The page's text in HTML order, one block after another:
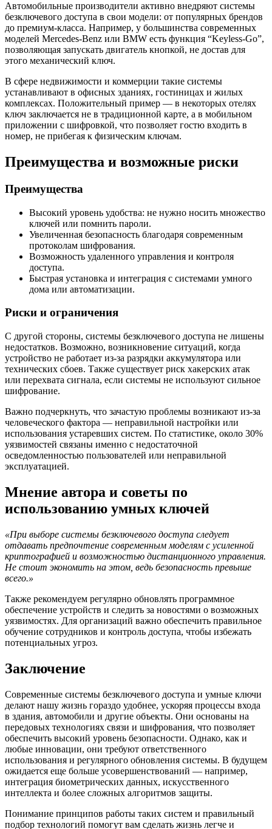
Автомобильные производители активно внедряют системы
безключевого доступа в свои модели: от популярных брендов
до премиум-класса. Например, у большинства современных
моделей Mercedes-Benz или BMW есть функция “Keyless-Go”,
позволяющая запускать двигатель кнопкой, не достав для
этого механический ключ.
В сфере недвижимости и коммерции такие системы
устанавливают в офисных зданиях, гостиницах и жилых
комплексах. Положительный пример — в некоторых отелях
ключ заключается не в традиционной карте, а в мобильном
приложении с шифровкой, что позволяет гостю входить в
номер, не прибегая к физическим ключам.
Преимущества и возможные риски
Преимущества
Высокий уровень удобства: не нужно носить множество
ключей или помнить пароли.
Увеличенная безопасность благодаря современным
протоколам шифрования.
Возможность удаленного управления и контроля
доступа.
Быстрая установка и интеграция с системами умного
дома или автоматизации.
Риски и ограничения
С другой стороны, системы безключевого доступа не лишены
недостатков. Возможно, возникновение ситуаций, когда
устройство не работает из-за разрядки аккумулятора или
технических сбоев. Также существует риск хакерских атак
или перехвата сигнала, если системы не используют сильное
шифрование.
Важно подчеркнуть, что зачастую проблемы возникают из-за
человеческого фактора — неправильной настройки или
использования устаревших систем. По статистике, около 30%
уязвимостей связаны именно с недостаточной
осведомленностью пользователей или неправильной
эксплуатацией.
Мнение автора и советы по
использованию умных ключей
«При выборе системы безключевого доступа следует
отдавать предпочтение современным моделям с усиленной
криптографией и возможностью дистанционного управления.
Не стоит экономить на этом, ведь безопасность превыше
всего.»
Также рекомендуем регулярно обновлять программное
обеспечение устройств и следить за новостями о возможных
уязвимостях. Для организаций важно обеспечить правильное
обучение сотрудников и контроль доступа, чтобы избежать
потенциальных угроз.
Заключение
Современные системы безключевого доступа и умные ключи
делают нашу жизнь гораздо удобнее, ускоряя процессы входа
в здания, автомобили и другие объекты. Они основаны на
передовых технологиях связи и шифрования, что позволяет
обеспечить высокий уровень безопасности. Однако, как и
любые инновации, они требуют ответственного
использования и регулярного обновления системы. В будущем
ожидается еще больше усовершенствований — например,
интеграция биометрических данных, искусственного
интеллекта и более сложных алгоритмов защиты.
Понимание принципов работы таких систем и правильный
подбор технологий помогут вам сделать жизнь легче и